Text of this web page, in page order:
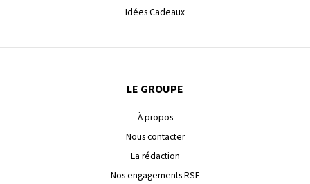
Idées Cadeaux
LE GROUPE
À propos
Nous contacter
La rédaction
Nos engagements RSE